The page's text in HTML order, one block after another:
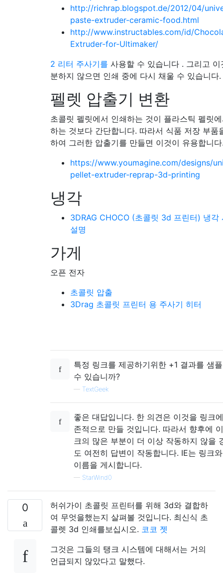
http://richrap.blogspot.de/2012/04/
paste-extruder-ceramic-food.html
http://www.instructables.com/id/
Extruder-for-Ultimaker/
2 리터 주사기를 사용할 수 있습니다 . 그리고 이
분하지 않으면 인쇄 중에 다시 채울 수 있습니다.
펠렛 압출기 변환
초콜릿 펠릿에서 인쇄하는 것이 플라스틱 펠릿
하는 것보다 간단합니다. 따라서 식품 저장 부품
하여 그러한 압출기를 만들면 이것이 유용합니
https://www.youmagine.com/designs/
pellet-extruder-reprap-3d-printing
냉각
3DRAG CHOCO (초콜릿 3d 프린터) 냉각
설명
가게
오픈 전자
초콜릿 압출
3Drag 초콜릿 프린터 용 주사기 히터
특정 링크를 제공하기위한 +1 결과를 샘
수 있습니까?
— TextGeek
좋은 대답입니다. 한 의견은 이것을 링크
존적으로 만들 것입니다. 따라서 향후에
크의 많은 부분이 더 이상 작동하지 않을
도 여전히 답변이 작동합니다. IE는 링크
이름을 게시합니다.
— StarWind0
0
허쉬가이 초콜릿 프린터를 위해 3d와 결합하
여 무엇을했는지 살펴볼 것입니다. 최신식 초
콜렛 3d 인쇄를보십시오. 코코 젯
그것은 그들의 탱크 시스템에 대해서는 거의
언급되지 않았다고 말했다.